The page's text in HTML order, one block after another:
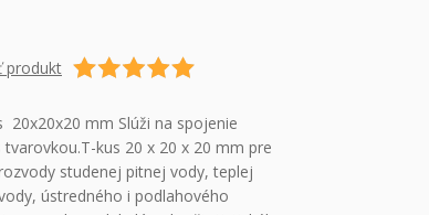
produkt
20x20x20 mm Slúži na spojenie
kus 20 x 20 x 20 mm pre
studenej pitnej vody, teplej
ústredného i podlahového